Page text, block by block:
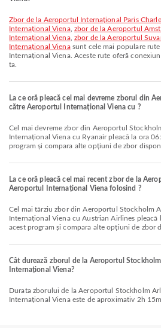
zbor de la Aeroportul Internațional Paris Charles de Gaulle la Aeroportul
Internațional Viena, zbor de la Aeroportul
Internațional Viena, zbor de la Aeroportul
Internațional Vienasunt cele mai populare
Internațional Viena. Aceste rute oferă
ta.
La ce oră pleacă cel mai devreme zborul din
către Aeroportul Internațional Viena cu ?
Cel mai devreme zbor din Aeroportul Stockholm Arlanda către Aeroportul
Internațional Viena cu Ryanair pleacă la ora
program și compara alte opțiuni de zbor
La ce oră pleacă cel mai recent zbor de la
Aeroportul Internațional Viena folosind ?
Cel mai târziu zbor din Aeroportul Stockholm Arlanda către Aeroportul
Internațional Viena cu Austrian Airlines
acest program și compara alte opțiuni de zbor
Cât durează zborul de la Aeroportul
Internațional Viena?
Durata zborului de la Aeroportul Stockholm Arlanda la Aeroportul
Internațional Viena este de aproximativ 2h 15m.